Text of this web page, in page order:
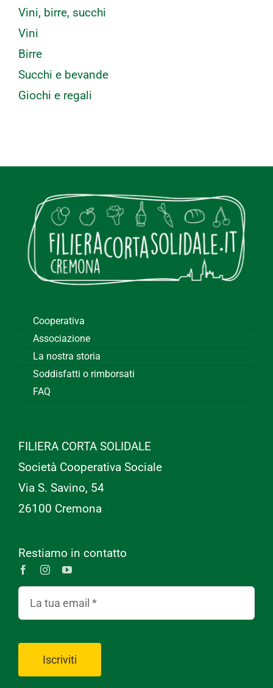
Vini, birre, succhi
Vini
Birre
Succhi e bevande
Giochi e regali
Cooperativa
Associazione
La nostra storia
Soddisfatti o rimborsati
FAQ
FILIERA CORTA SOLIDALE
Società Cooperativa Sociale
Via S. Savino, 54
26100 Cremona
Restiamo in contatto
Iscriviti